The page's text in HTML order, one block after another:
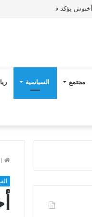
أخنوش يؤكد في المذكرة التوجيهية حول ميزانية 2027 أن ثوابت العدالة الاجتماعية
مجتمع السياسية